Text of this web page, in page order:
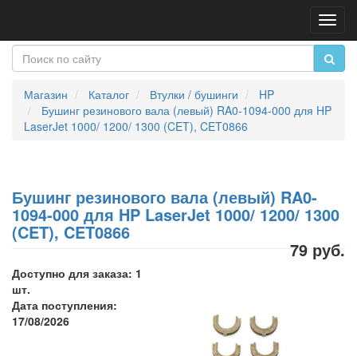
Магазин Каталог Втулки / бушинги
HP
Бушинг резинового вала (левый) RA0-1094-000 для HP
LaserJet 1000/ 1200/ 1300 (CET), CET0866
Бушинг резинового вала (левый) RA0-
1094-000 для HP LaserJet 1000/ 1200/ 1300
(CET), CET0866
79 руб.
Доступно для заказа: 1
шт.
Дата поступления:
17/08/2026